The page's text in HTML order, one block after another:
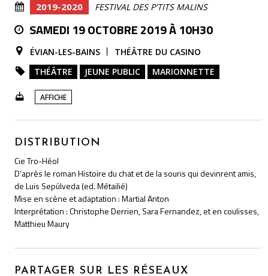
2019-2020 FESTIVAL DES P'TITS MALINS
SAMEDI 19 OCTOBRE 2019 À 10H30
ÉVIAN-LES-BAINS
THÉÂTRE DU CASINO
THÉÂTRE
JEUNE PUBLIC MARIONNETTE
AFFICHE
DISTRIBUTION
Cie Tro-Héol
D’après le roman Histoire du chat et de la souris qui devinrent amis,
de Luis Sepúlveda (ed. Métailié)
Mise en scène et adaptation : Martial Anton
Interprétation : Christophe Derrien, Sara Fernandez, et en coulisses,
Matthieu Maury
PARTAGER SUR LES RÉSEAUX